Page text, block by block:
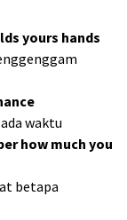
yours hands
waktu
how much you
betapa